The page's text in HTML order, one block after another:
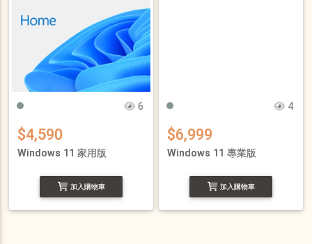
6
$4,590
Windows 11 家用版
加入購物車
4
$6,999
Windows 11 專業版
加入購物車